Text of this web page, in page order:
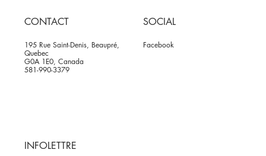
CONTACT
195 Rue Saint-Denis, Beaupré,
Quebec
G0A 1E0, Canada
581-990-3379
SOCIAL
Facebook
INFOLETTRE